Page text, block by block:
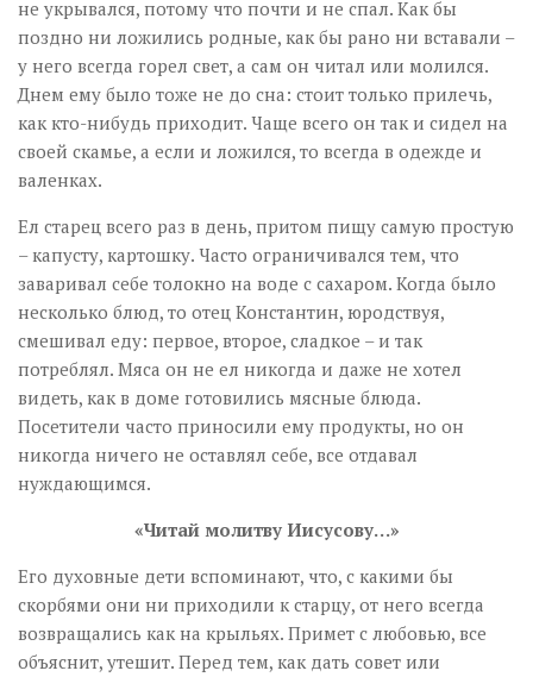
не укрывался, потому что почти и не спал. Как бы
поздно ни ложились родные, как бы рано ни вставали –
у него всегда горел свет, а сам он читал или молился.
Днем ему было тоже не до сна: стоит только прилечь,
как кто-нибудь приходит. Чаще всего он так и сидел на
своей скамье, а если и ложился, то всегда в одежде и
валенках.
Ел старец всего раз в день, притом пищу самую простую
– капусту, картошку. Часто ограничивался тем, что
заваривал себе толокно на воде с сахаром. Когда было
несколько блюд, то отец Константин, юродствуя,
смешивал еду: первое, второе, сладкое – и так
потреблял. Мяса он не ел никогда и даже не хотел
видеть, как в доме готовились мясные блюда.
Посетители часто приносили ему продукты, но он
никогда ничего не оставлял себе, все отдавал
нуждающимся.
«Читай молитву Иисусову…»
Его духовные дети вспоминают, что, с какими бы
скорбями они ни приходили к старцу, от него всегда
возвращались как на крыльях. Примет с любовью, все
объяснит, утешит. Перед тем, как дать совет или